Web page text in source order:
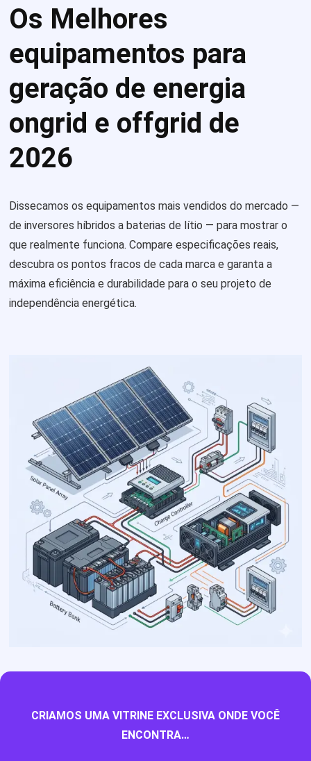
Os Melhores
equipamentos para
geração de energia
ongrid e offgrid de
2026
Dissecamos os equipamentos mais vendidos do mercado —
de inversores híbridos a baterias de lítio — para mostrar o
que realmente funciona. Compare especificações reais,
descubra os pontos fracos de cada marca e garanta a
máxima eficiência e durabilidade para o seu projeto de
independência energética.
CRIAMOS UMA VITRINE EXCLUSIVA ONDE VOCÊ
ENCONTRA…